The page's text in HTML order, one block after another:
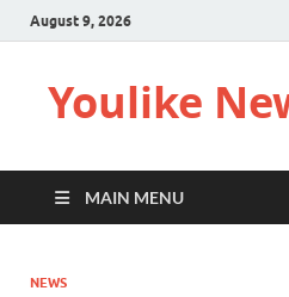
August 9, 2026
Youlike
MAIN MENU
NEWS